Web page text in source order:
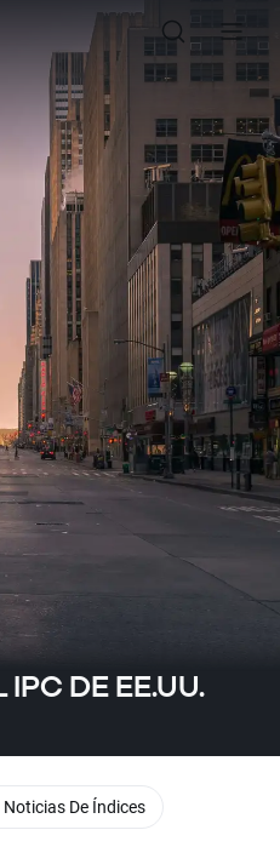
DE EE.UU.
Noticias De Índices